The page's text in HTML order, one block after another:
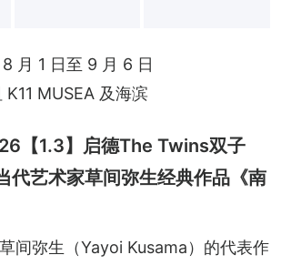
+
月 1 日至 9 月 6 日
MUSEA 及海滨
【1.3】启德The Twins双子
代艺术家草间弥生经典作品《南
间弥生（Yayoi Kusama）的代表作